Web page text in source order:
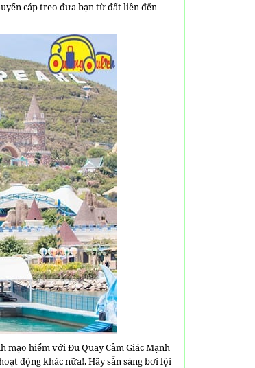
cáp treo đưa bạn từ đất liền đến
mạo hiểm với Đu Quay Cảm Giác Mạnh
động khác nữa!. Hãy sẵn sàng bơi lội